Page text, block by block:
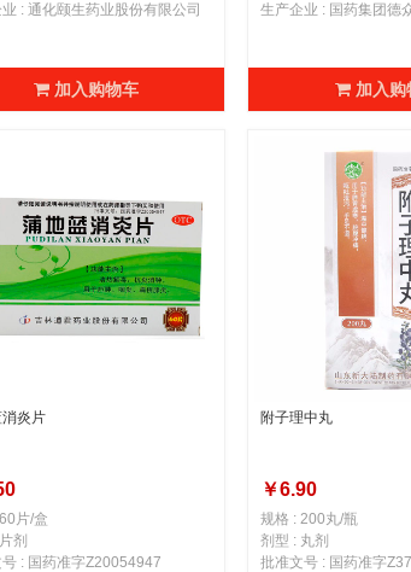
: 通化颐生药业股份有限公司
加入购物车 加入购
炎片
片/盒
剂
: 国药准字Z20054947
附子理中丸
￥6.90
规格 : 200丸/瓶
剂型 : 丸剂
批准文号 : 国药准字